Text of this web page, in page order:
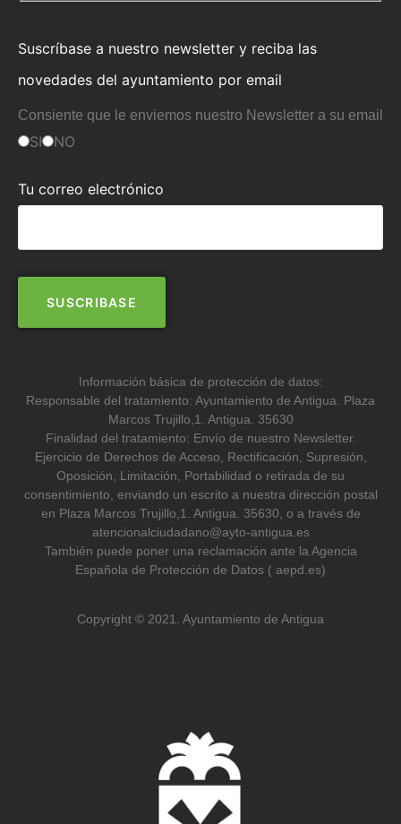
Suscríbase a nuestro newsletter y reciba las
novedades del ayuntamiento por email
Consiente que le enviemos nuestro Newsletter a su email
SI NO
Tu correo electrónico
Información básica de protección de datos:
Responsable del tratamiento: Ayuntamiento de Antigua. Plaza
Marcos Trujillo,1. Antigua. 35630
Finalidad del tratamiento: Envío de nuestro Newsletter.
Ejercicio de Derechos de Acceso, Rectificación, Supresión,
Oposición, Limitación, Portabilidad o retirada de su
consentimiento, enviando un escrito a nuestra dirección postal
en Plaza Marcos Trujillo,1. Antigua. 35630, o a través de
atencionalciudadano@ayto-antigua.es
También puede poner una reclamación ante la Agencia
Española de Protección de Datos ( aepd.es)
Copyright © 2021. Ayuntamiento de Antigua